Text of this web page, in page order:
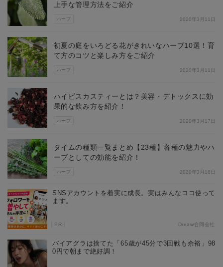
ハーブ
上手な管理方法をご紹介
2020年3月11日
ハーブ
初夏の庭をいろどる花がきれいなハーブ10選！育
て方のコツと楽しみ方をご紹介
2020年3月11日
ハーブ
ハイビスカスティーとは？美容・デトックスに効
果的な飲み方を紹介！
2020年3月17日
ハーブ
タイムの種類一覧まとめ【23種】各種の魅力やハ
ーブとしての効能を紹介！
2020年3月18日
SNSアカウントを着実に成長。実はみんなココ使って
ます。
PR Dreaw合同会社
バイアグラは捨てた「65歳が45分で3回戦も余裕」98
0円で朝まで絶好調！